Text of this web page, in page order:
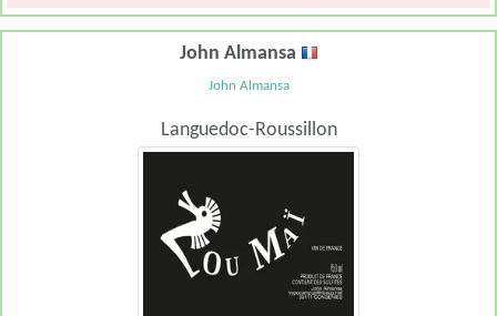
John Almansa
John Almansa
Languedoc-Roussillon